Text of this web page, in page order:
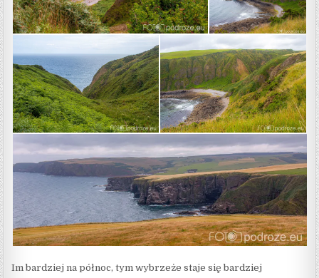
Im bardziej na północ, tym wybrzeże staje się bardziej